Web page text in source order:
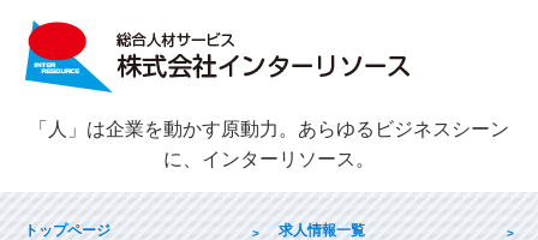
「人」は企業を動かす原動力。あらゆるビジネスシーン
に、インターリソース。
トップページ 求人情報一覧